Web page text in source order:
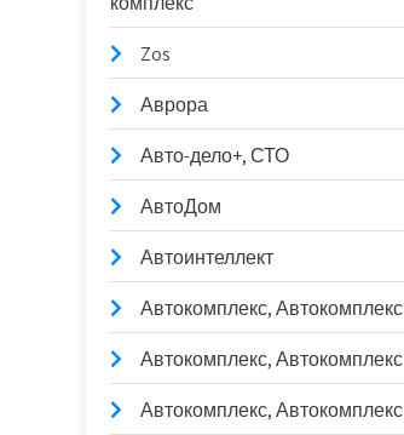
Zos
Аврора
Авто-дело+, СТО
АвтоДом
Автоинтеллект
Автокомплекс, Автокомплекс
Автокомплекс, Автокомплекс
Автокомплекс, Автокомплекс